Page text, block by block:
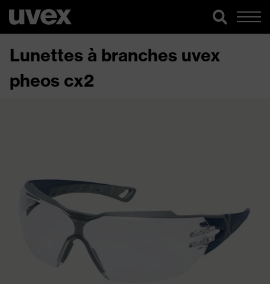
Lunettes à branches uvex
pheos cx2